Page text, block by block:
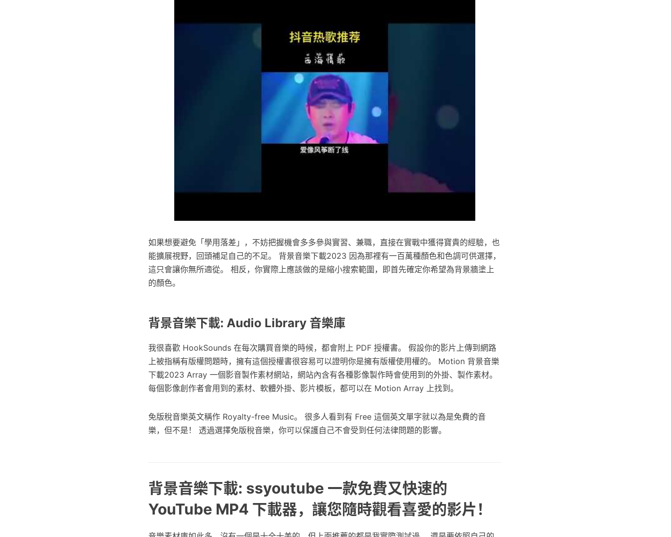
如果想要避免「學用落差」，不妨把握機會多多參與實習、兼職，直接在實戰中獲得寶貴的經驗，也
能擴展視野，回頭補足自己的不足。 背景音樂下載2023 因為那裡有一百萬種顏色和色調可供選擇，
這只會讓你無所適從。 相反，你實際上應該做的是縮小搜索範圍，即首先確定你希望為背景牆塗上
的顏色。
背景音樂下載: Audio Library 音樂庫
我很喜歡 HookSounds 在每次購買音樂的時候，都會附上 PDF 授權書。 假設你的影片上傳到網路
上被指稱有版權問題時，擁有這個授權書很容易可以證明你是擁有版權使用權的。 Motion 背景音樂
下載2023 Array 一個影音製作素材網站，網站內含有各種影像製作時會使用到的外掛、製作素材。
每個影像創作者會用到的素材、軟體外掛、影片模板，都可以在 Motion Array 上找到。
免版稅音樂英文稱作 Royalty-free Music。 很多人看到有 Free 這個英文單字就以為是免費的音
樂，但不是！ 透過選擇免版稅音樂，你可以保護自己不會受到任何法律問題的影響。
背景音樂下載: ssyoutube 一款免費又快速的
YouTube MP4 下載器，讓您隨時觀看喜愛的影片！